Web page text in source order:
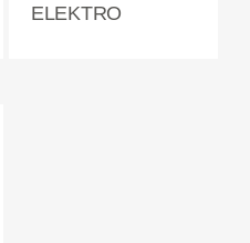
Elektro
ELEKTRO